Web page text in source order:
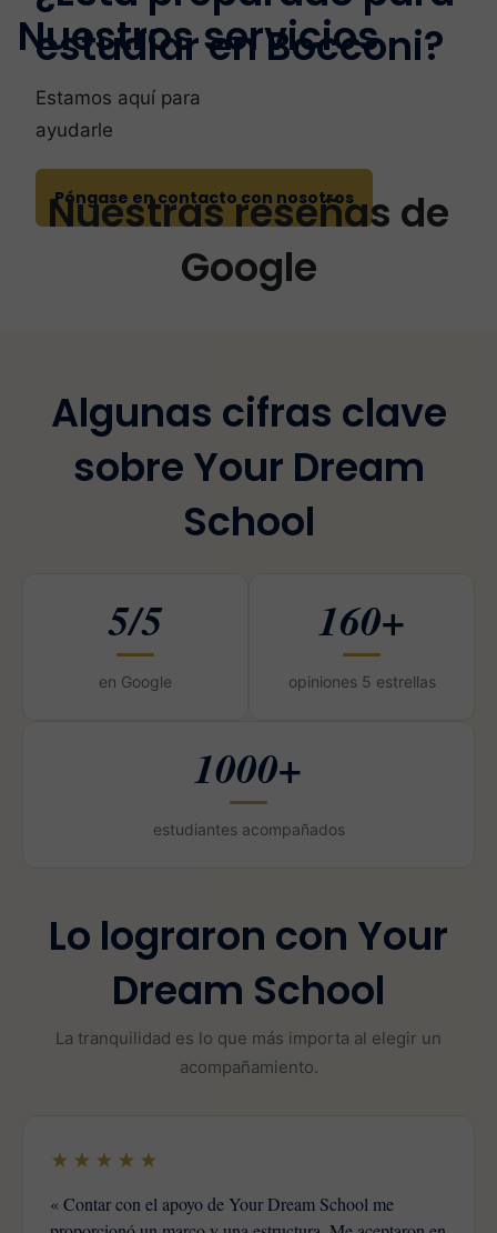
estudiar en Bocconi?
Estamos aquí para
ayudarle
Póngase en contacto con nosotros
Nuestros servicios
Nuestras reseñas de
Google
Algunas cifras clave
sobre Your Dream
School
5/5
en Google
160+
opiniones 5 estrellas
1000+
estudiantes acompañados
Lo lograron con Your
Dream School
La tranquilidad es lo que más importa al elegir un
acompañamiento.
★★★★★
« Contar con el apoyo de Your Dream School me